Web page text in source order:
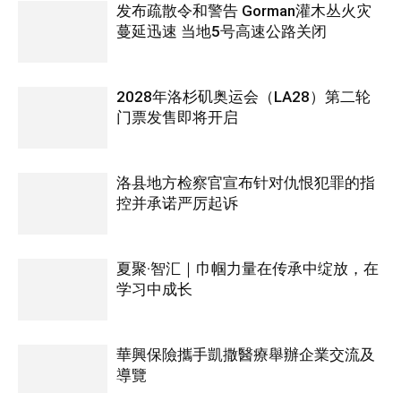
发布疏散令和警告 Gorman灌木丛火灾
蔓延迅速 当地5号高速公路关闭
2028年洛杉矶奥运会（LA28）第二轮
门票发售即将开启
洛县地方检察官宣布针对仇恨犯罪的指
控并承诺严厉起诉
夏聚·智汇｜巾帼力量在传承中绽放，在
学习中成长
華興保險攜手凱撒醫療舉辦企業交流及
導覽